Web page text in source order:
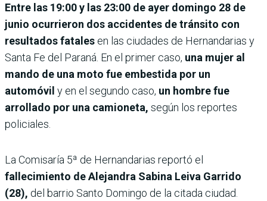
Entre las 19:00 y las 23:00 de ayer domingo 28 de
junio ocurrieron dos accidentes de tránsito con
resultados fatales en las ciudades de Hernandarias y
Santa Fe del Paraná. En el primer caso, una mujer al
mando de una moto fue embestida por un
automóvil y en el segundo caso, un hombre fue
arrollado por una camioneta, según los reportes
policiales.
La Comisaría 5ª de Hernandarias reportó el
fallecimiento de Alejandra Sabina Leiva Garrido
(28), del barrio Santo Domingo de la citada ciudad.